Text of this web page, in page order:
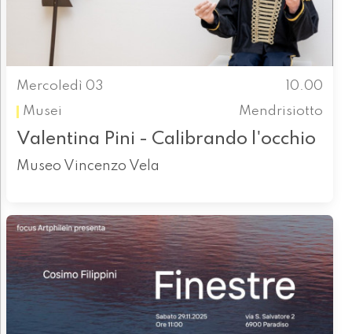
Mercoledì 03
10.00
Musei
Mendrisiotto
Valentina Pini - Calibrando l'occhio
Museo Vincenzo Vela